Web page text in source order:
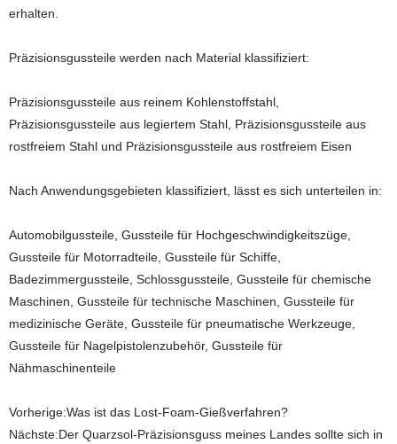
erhalten.
Präzisionsgussteile werden nach Material klassifiziert:
Präzisionsgussteile aus reinem Kohlenstoffstahl,
Präzisionsgussteile aus legiertem Stahl, Präzisionsgussteile aus
rostfreiem Stahl und Präzisionsgussteile aus rostfreiem Eisen
Nach Anwendungsgebieten klassifiziert, lässt es sich unterteilen in:
Automobilgussteile, Gussteile für Hochgeschwindigkeitszüge,
Gussteile für Motorradteile, Gussteile für Schiffe,
Badezimmergussteile, Schlossgussteile, Gussteile für chemische
Maschinen, Gussteile für technische Maschinen, Gussteile für
medizinische Geräte, Gussteile für pneumatische Werkzeuge,
Gussteile für Nagelpistolenzubehör, Gussteile für
Nähmaschinenteile
Vorherige:​Was ist das Lost-Foam-Gießverfahren?
Nächste:Der Quarzsol-Präzisionsguss meines Landes sollte sich in